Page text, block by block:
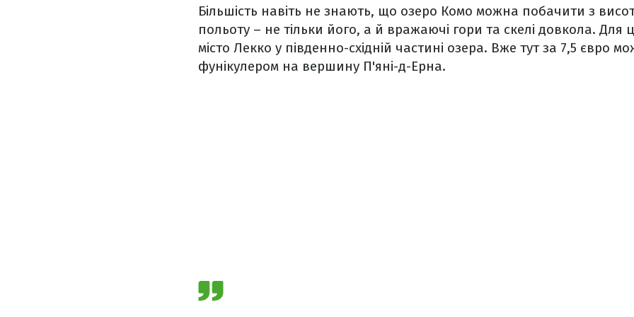
Більшість навіть не знають, що озеро Комо можна побачити з
польоту – не тільки його, а й вражаючі гори та скелі довкола. Для
місто Лекко у південно-східній частині озера. Вже тут за 7,5 євро
фунікулером на вершину П'яні-д-Ерна.